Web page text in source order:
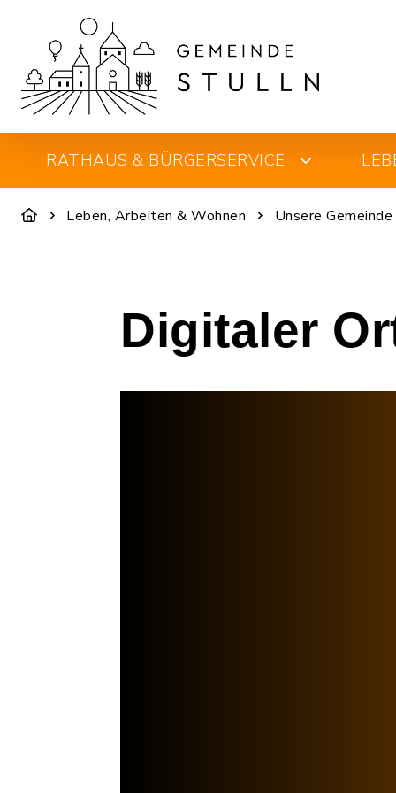
RATHAUS & BÜRGERSERVICE
Leben, Arbeiten & Wohnen Unsere Gemeinde
Digitaler